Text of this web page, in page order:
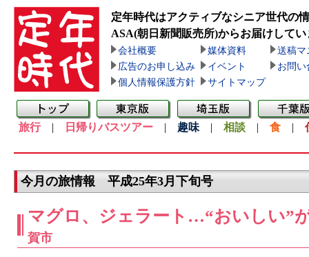
定年時代はアクティブなシニア世代の
ASA(朝日新聞販売所)からお届けしてい
会社概要 媒体資料
送稿マ
広告のお申し込み
イベント
お問い
個人情報保護方針
サイトマップ
旅行| 日帰りバスツアー | 趣味 | 相談 | 食 |
今月の旅情報 平成25年3月下旬号
マグロ、ジェラート…“おいしい”
賀市